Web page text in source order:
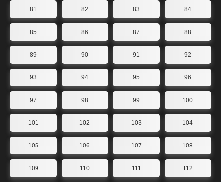
81 82 83 84
85 86 87 88
89 90 91 92
93 94 95 96
97 98 99 100
101 102 103 104
105 106 107 108
109 110 111 112